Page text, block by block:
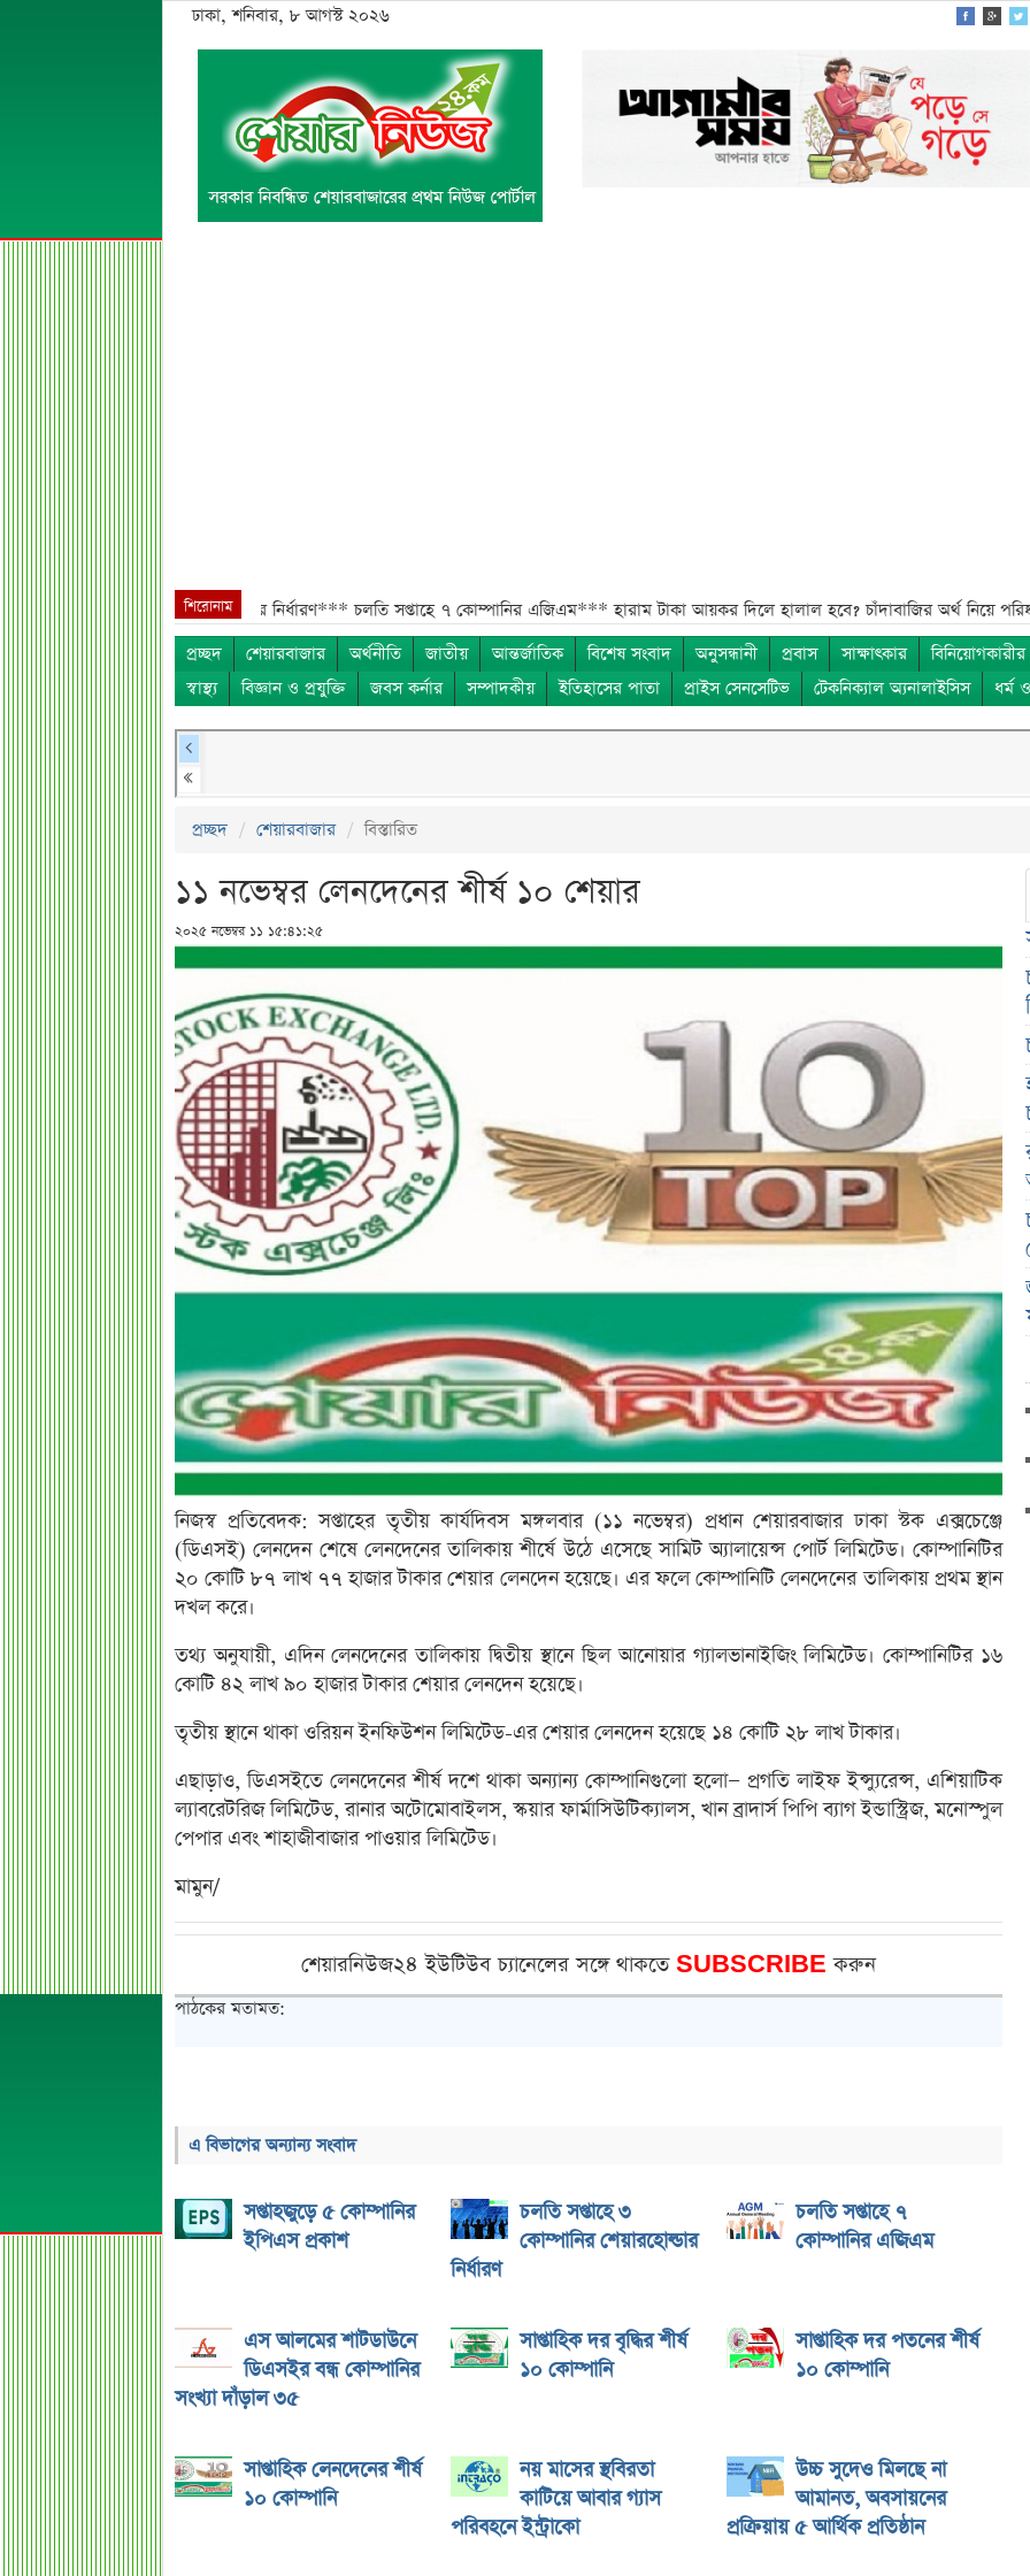
ঢাকা, শনিবার, ৮ আগস্ট ২০২৬
শিরোনাম
৩ কোম্পানির শেয়ারহোল্ডার নির্ধারণ*** চলতি সপ্তাহে ৭ কোম্পানির এজিএম*** হারাম টাকা আয়কর দিলে হালাল হবে? চাঁদাবাজির অর্থ নিয়ে পরিষ্কার
প্রচ্ছদ
শেয়ারবাজার অর্থনীতি জাতীয় আন্তর্জাতিক বিশেষ সংবাদ অনুসন্ধানী প্রবাস সাক্ষাৎকার
স্বাস্থ্য
বিজ্ঞান ও প্রযুক্তি জবস কর্নার সম্পাদকীয় ইতিহাসের পাতা প্রাইস সেনসেটিভ টেকনিক্যাল অ্যনালাইসিস ধর্ম
প্রচ্ছদ শেয়ারবাজার বিস্তারিত
১১ নভেম্বর লেনদেনের শীর্ষ ১০ শেয়ার
২০২৫ নভেম্বর ১১ ১৫:৪১:২৫
নিজস্ব প্রতিবেদক: সপ্তাহের তৃতীয় কার্যদিবস মঙ্গলবার (১১ নভেম্বর) প্রধান শেয়ারবাজার ঢাকা স্টক এক্সচেঞ্জে
(ডিএসই) লেনদেন শেষে লেনদেনের তালিকায় শীর্ষে উঠে এসেছে সামিট অ্যালায়েন্স পোর্ট লিমিটেড। কোম্পানিটির
২০ কোটি ৮৭ লাখ ৭৭ হাজার টাকার শেয়ার লেনদেন হয়েছে। এর ফলে কোম্পানিটি লেনদেনের তালিকায় প্রথম স্থান
দখল করে।
তথ্য অনুযায়ী, এদিন লেনদেনের তালিকায় দ্বিতীয় স্থানে ছিল আনোয়ার গ্যালভানাইজিং লিমিটেড। কোম্পানিটির ১৬
কোটি ৪২ লাখ ৯০ হাজার টাকার শেয়ার লেনদেন হয়েছে।
তৃতীয় স্থানে থাকা ওরিয়ন ইনফিউশন লিমিটেড-এর শেয়ার লেনদেন হয়েছে ১৪ কোটি ২৮ লাখ টাকার।
এছাড়াও, ডিএসইতে লেনদেনের শীর্ষ দশে থাকা অন্যান্য কোম্পানিগুলো হলো— প্রগতি লাইফ ইন্স্যুরেন্স, এশিয়াটিক
ল্যাবরেটরিজ লিমিটেড, রানার অটোমোবাইলস, স্কয়ার ফার্মাসিউটিক্যালস, খান ব্রাদার্স পিপি ব্যাগ ইন্ডাস্ট্রিজ, মনোস্পুল
পেপার এবং শাহাজীবাজার পাওয়ার লিমিটেড।
মামুন/
শেয়ারনিউজ২৪ ইউটিউব চ্যানেলের সঙ্গে থাকতে SUBSCRIBEকরুন
পাঠকের মতামত:
এ বিভাগের অন্যান্য সংবাদ
সপ্তাহজুড়ে ৫ কোম্পানির
ইপিএস প্রকাশ
চলতি সপ্তাহে ৩
কোম্পানির শেয়ারহোল্ডার
নির্ধারণ
চলতি সপ্তাহে ৭
কোম্পানির এজিএম
এস আলমের শাটডাউনে
ডিএসইর বন্ধ কোম্পানির
সংখ্যা দাঁড়াল ৩৫
সাপ্তাহিক দর বৃদ্ধির শীর্ষ
১০ কোম্পানি
সাপ্তাহিক দর পতনের শীর্ষ
১০ কোম্পানি
সাপ্তাহিক লেনদেনের শীর্ষ
১০ কোম্পানি
নয় মাসের স্থবিরতা
কাটিয়ে আবার গ্যাস
পরিবহনে ইন্ট্রাকো
উচ্চ সুদেও মিলছে না
আমানত, অবসায়নের
প্রক্রিয়ায় ৫ আর্থিক প্রতিষ্ঠান